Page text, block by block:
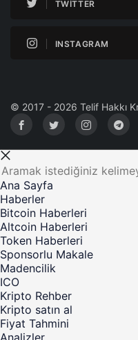
TWITTER
INSTAGRAM
© 2017 - 2026 Telif Hakkı
Ana Sayfa
Haberler
Bitcoin Haberleri
Altcoin Haberleri
Token Haberleri
Sponsorlu Makale
Madencilik
ICO
Kripto Rehber
Kripto satın al
Fiyat Tahmini